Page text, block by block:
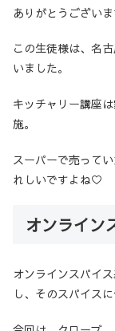
ありがとうございま
この生徒様は、名
いました。
キッチャリー講座
施。
スーパーで売って
れしいですよね♡
オンライン
オンラインスパイ
し、そのスパイス